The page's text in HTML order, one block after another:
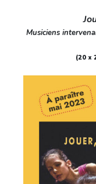
Musiciens
(20 x